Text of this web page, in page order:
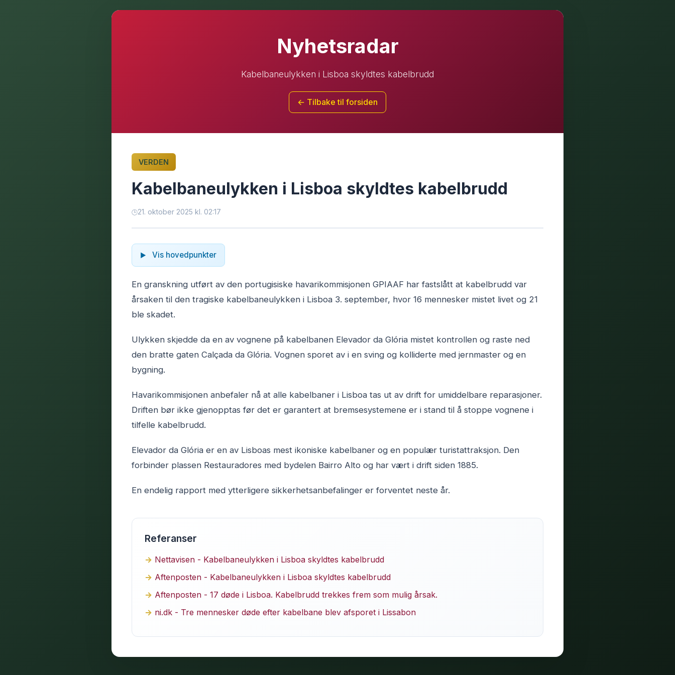
Nyhetsradar
Kabelbaneulykken i Lisboa skyldtes kabelbrudd
← Tilbake til forsiden
VERDEN
Kabelbaneulykken i Lisboa skyldtes kabelbrudd
21. oktober 2025 kl. 02:17
Vis hovedpunkter
En granskning utført av den portugisiske havarikommisjonen GPIAAF har fastslått at kabelbrudd var
årsaken til den tragiske kabelbaneulykken i Lisboa 3. september, hvor 16 mennesker mistet livet og 21
ble skadet.
Ulykken skjedde da en av vognene på kabelbanen Elevador da Glória mistet kontrollen og raste ned
den bratte gaten Calçada da Glória. Vognen sporet av i en sving og kolliderte med jernmaster og en
bygning.
Havarikommisjonen anbefaler nå at alle kabelbaner i Lisboa tas ut av drift for umiddelbare reparasjoner.
Driften bør ikke gjenopptas før det er garantert at bremsesystemene er i stand til å stoppe vognene i
tilfelle kabelbrudd.
Elevador da Glória er en av Lisboas mest ikoniske kabelbaner og en populær turistattraksjon. Den
forbinder plassen Restauradores med bydelen Bairro Alto og har vært i drift siden 1885.
En endelig rapport med ytterligere sikkerhetsanbefalinger er forventet neste år.
Referanser
Nettavisen - Kabelbaneulykken i Lisboa skyldtes kabelbrudd
Aftenposten - Kabelbaneulykken i Lisboa skyldtes kabelbrudd
Aftenposten - 17 døde i Lisboa. Kabelbrudd trekkes frem som mulig årsak.
ni.dk - Tre mennesker døde efter kabelbane blev afsporet i Lissabon